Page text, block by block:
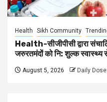
Health Sikh Community
Health-सीजीपीसी द्वारा
जरुरतमंदों को नि: शुल्क स्वास्थ्य
August 5, 2026 Daily